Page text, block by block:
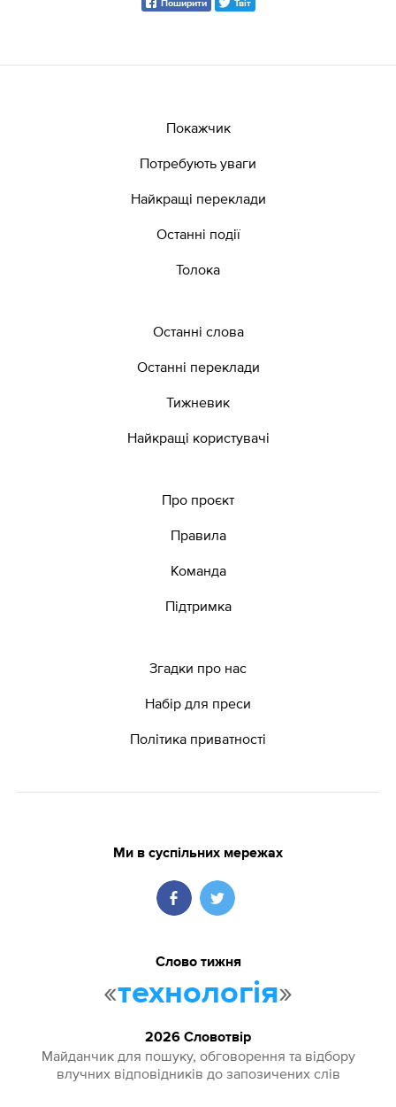
Поширити Твіт
Покажчик
Потребують уваги
Найкращі переклади
Останні події
Толока
Останні слова
Останні переклади
Тижневик
Найкращі користувачі
Про проєкт
Правила
Команда
Підтримка
Згадки про нас
Набір для преси
Політика приватності
Ми в суспільних мережах
Слово тижня
«технологія»
2026 Словотвір
Майданчик для пошуку, обговорення та відбору
влучних відповідників до запозичених слів